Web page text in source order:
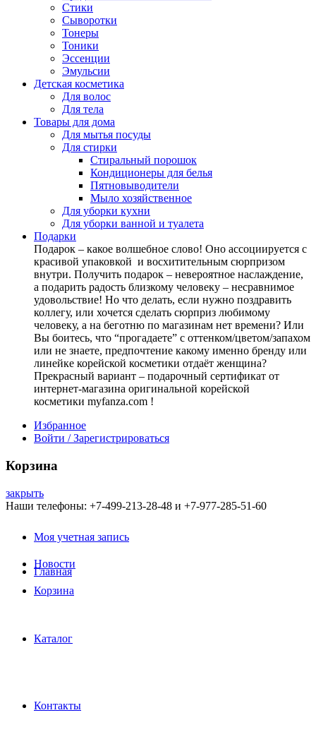
Стики
Сыворотки
Тонеры
Тоники
Эссенции
Эмульсии
Детская косметика
Для волос
Для тела
Товары для дома
Для мытья посуды
Для стирки
Стиральный порошок
Кондиционеры для белья
Пятновыводители
Мыло хозяйственное
Для уборки кухни
Для уборки ванной и туалета
Подарки
Подарок – какое волшебное слово! Оно ассоциируется с
красивой упаковкой и восхитительным сюрпризом
внутри. Получить подарок – невероятное наслаждение,
а подарить радость близкому человеку – несравнимое
удовольствие! Но что делать, если нужно поздравить
коллегу, или хочется сделать сюрприз любимому
человеку, а на беготню по магазинам нет времени? Или
Вы боитесь, что “прогадаете” с оттенком/цветом/запахом
или не знаете, предпочтение какому именно бренду или
линейке корейской косметики отдаёт женщина?
Прекрасный вариант – подарочный сертификат от
интернет-магазина оригинальной корейской
косметики myfanza.com !
Избранное
Войти / Зарегистрироваться
Корзина
закрыть
Наши телефоны: +7-499-213-28-48 и +7-977-285-51-60
Моя учетная запись
Новости
Корзина
Главная
Каталог
Контакты